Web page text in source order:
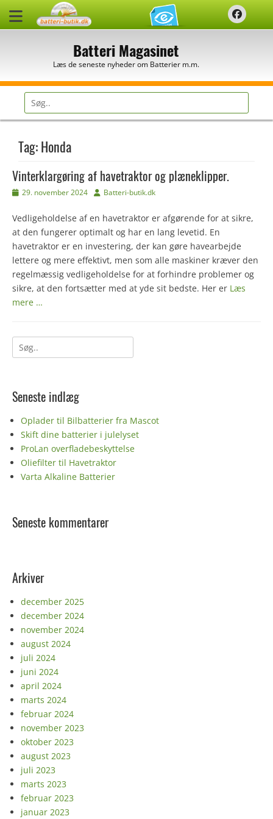
Batteri Magasinet
Læs de seneste nyheder om Batterier m.m.
Søg
efter:
Tag:Honda
Vinterklargøring af havetraktor og plæneklipper.
Udgivet
29. november 2024 Forfatter
Batteri-butik.dk
Vedligeholdelse af en havetraktor er afgørende for at sikre,
at den fungerer optimalt og har en lang levetid. En
havetraktor er en investering, der kan gøre havearbejde
lettere og mere effektivt, men som alle maskiner kræver den
regelmæssig vedligeholdelse for at forhindre problemer og
sikre, at den fortsætter med at yde sit bedste. Her er Læs
mere …
Søg
efter:
Seneste indlæg
Oplader til Bilbatterier fra Mascot
Skift dine batterier i julelyset
ProLan overfladebeskyttelse
Oliefilter til Havetraktor
Varta Alkaline Batterier
Seneste kommentarer
Arkiver
december 2025
december 2024
november 2024
august 2024
juli 2024
juni 2024
april 2024
marts 2024
februar 2024
november 2023
oktober 2023
august 2023
juli 2023
marts 2023
februar 2023
januar 2023